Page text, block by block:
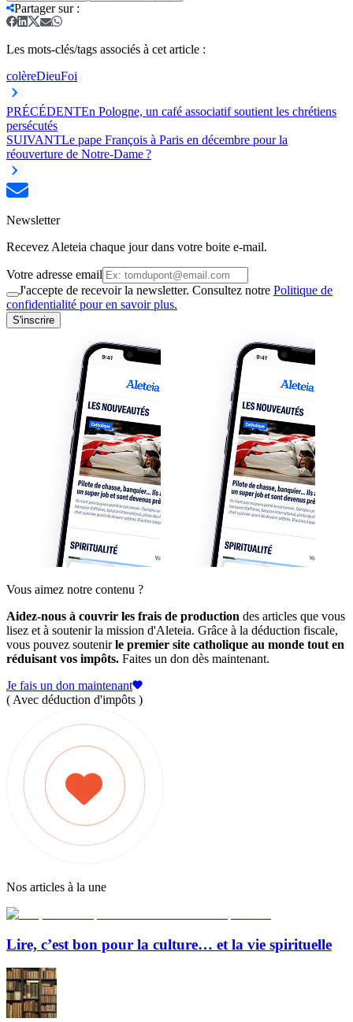
Partager sur:
Les mots-clés/tags associés à cet article :
colèreDieuFoi
PRÉCÉDENTEn Pologne, un café associatif soutient les chrétiens
persécutés
SUIVANTLe pape François à Paris en décembre pour la
réouverture de Notre-Dame ?
Newsletter
Recevez Aleteia chaque jour dans votre boite e-mail.
Votre adresse email
J'accepte de recevoir la newsletter. Consultez notre Politique de
confidentialité pour en savoir plus.
S'inscrire
Vous aimez notre contenu ?
Aidez-nous à couvrir les frais de production des articles que vous
lisez et à soutenir la mission d'Aleteia. Grâce à la déduction fiscale,
vous pouvez soutenirle premier site catholique au monde tout en
réduisant vos impôts. Faites un don dès maintenant.
Je fais un don maintenant
( Avec déduction d'impôts )
Nos articles à la une
Lire, c’est bon pour la culture… et la vie spirituelle